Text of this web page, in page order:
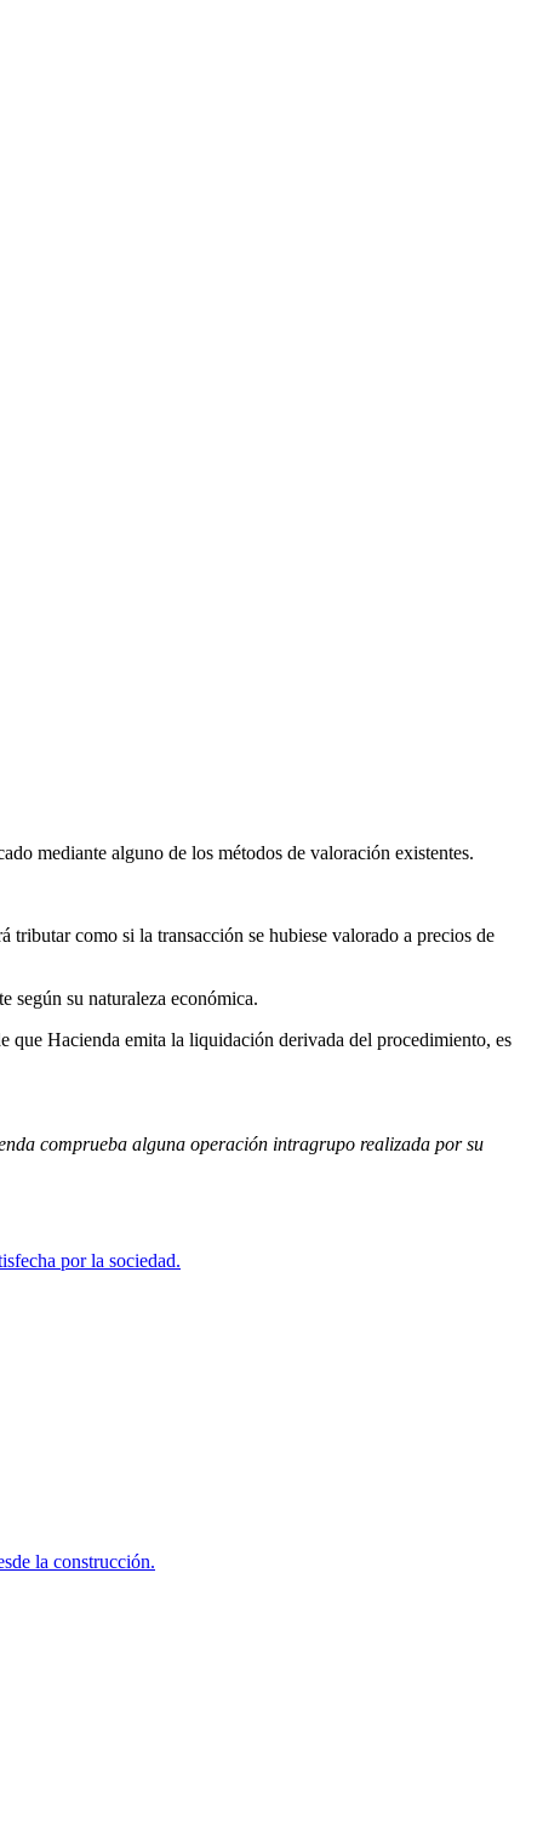
mediante alguno de los métodos de valoración existentes.
como si la transacción se hubiese valorado a precios de
según su naturaleza económica.
que Hacienda emita la liquidación derivada del procedimiento, es
comprueba alguna operación intragrupo realizada por su
por la sociedad.
la construcción.